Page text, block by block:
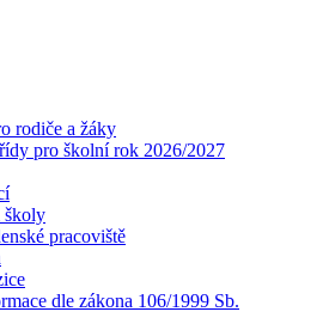
rodiče a žáky
pro školní rok 2026/2027
školy
pracoviště
dle zákona 106/1999 Sb.